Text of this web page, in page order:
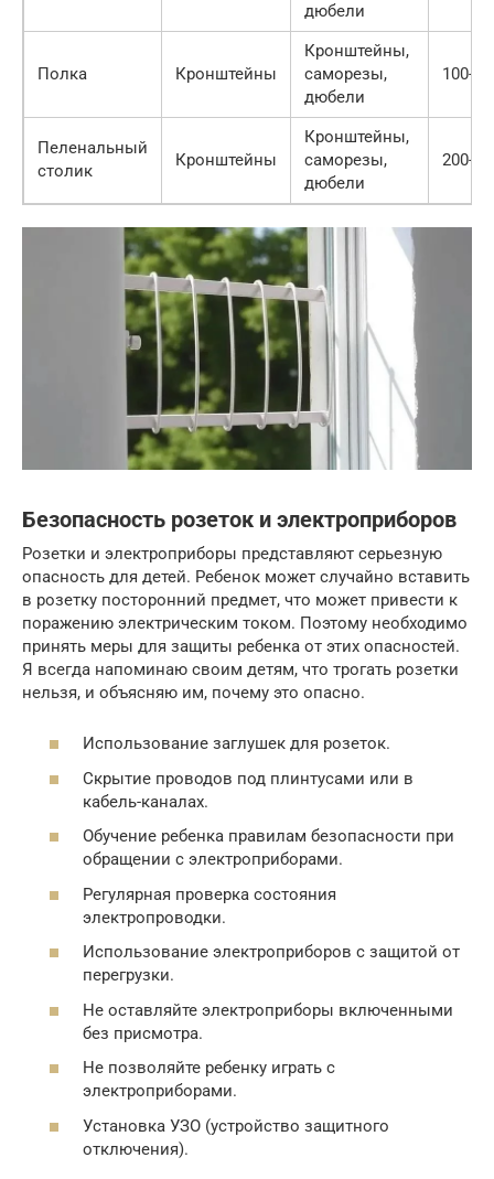
дюбели
Полка Кронштейны
Кронштейны,
саморезы,
дюбели
100-
Пеленальный
столик
Кронштейны
Кронштейны,
саморезы,
дюбели
200-
Безопасность розеток и электроприборов
Розетки и электроприборы представляют серьезную
опасность для детей. Ребенок может случайно вставить
в розетку посторонний предмет, что может привести к
поражению электрическим током. Поэтому необходимо
принять меры для защиты ребенка от этих опасностей.
Я всегда напоминаю своим детям, что трогать розетки
нельзя, и объясняю им, почему это опасно.
Использование заглушек для розеток.
Скрытие проводов под плинтусами или в
кабель-каналах.
Обучение ребенка правилам безопасности при
обращении с электроприборами.
Регулярная проверка состояния
электропроводки.
Использование электроприборов с защитой от
перегрузки.
Не оставляйте электроприборы включенными
без присмотра.
Не позволяйте ребенку играть с
электроприборами.
Установка УЗО (устройство защитного
отключения).